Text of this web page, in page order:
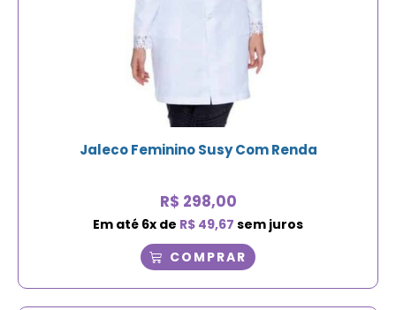
Jaleco Feminino Susy Com Renda
R$ 298,00
Em até 6x de R$ 49,67 sem juros
COMPRAR